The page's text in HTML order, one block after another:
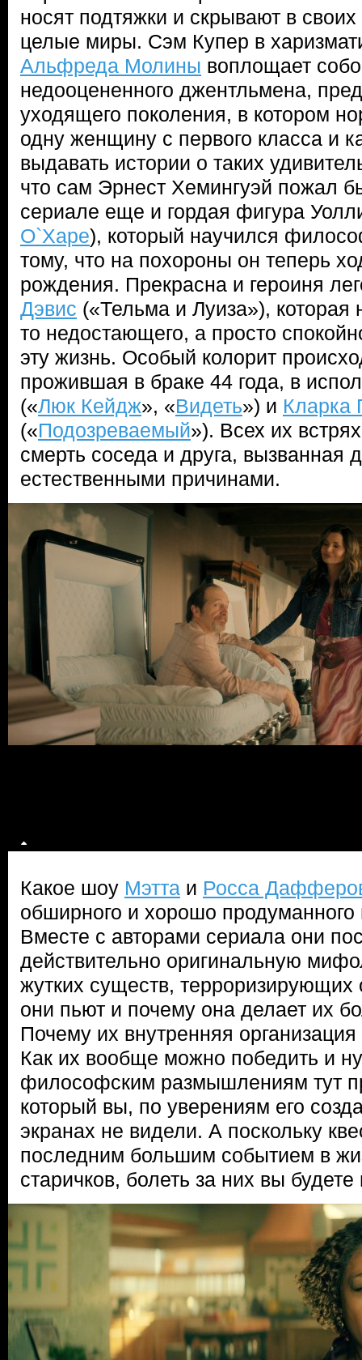
носят подтяжки и скрывают в
целые миры. Сэм Купер в
Альфреда Молины воплощает
недооцененного джентльмена,
уходящего поколения, в котором
одну женщину с первого класса и
выдавать истории о таких
что сам Эрнест Хемингуэй пожал
сериале еще и гордая фигура
О`Харе), который научился
тому, что на похороны он теперь
рождения. Прекрасна и героиня
Дэвис («Тельма и Луиза»), которая
то недостающего, а просто
эту жизнь. Особый колорит
прожившая в браке 44 года, в
(«Люк Кейдж», «Видеть») и Кларка
(«Подозреваемый»). Всех их
смерть соседа и друга, вызванная
естественными причинами.
Какое шоу Мэтта и Росса
обширного и хорошо продуманного
Вместе с авторами сериала они
действительно оригинальную
жутких существ, терроризирующих
они пьют и почему она делает их
Почему их внутренняя
Как их вообще можно победить и
философским размышлениям тут
который вы, по уверениям его
экранах не видели. А поскольку
последним большим событием в
старичков, болеть за них вы